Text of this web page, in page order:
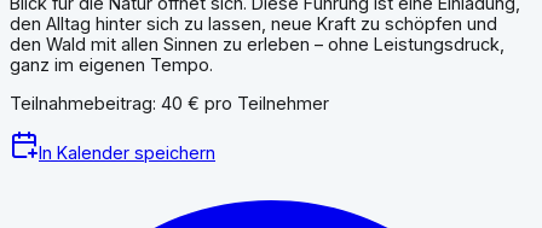
den Alltag hinter sich zu lassen, neue Kraft zu schöpfen und
den Wald mit allen Sinnen zu erleben – ohne Leistungsdruck,
ganz im eigenen Tempo.
Teilnahmebeitrag: 40 € pro Teilnehmer
In Kalender speichern